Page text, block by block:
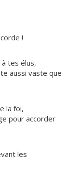
!
tes élus,
aussi vaste que
la foi,
pour accorder
les